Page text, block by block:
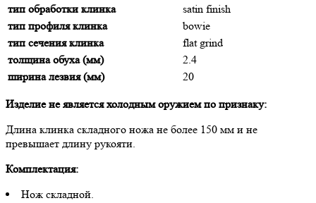
тип обработки клинка
satin finish
тип профиля клинка
bowie
тип сечения клинка
flat grind
толщина обуха (мм)
2.4
ширина лезвия (мм)
20
Изделие не является холодным оружием по признаку:
Длина клинка складного ножа не более 150 мм и не
превышает длину рукояти.
Комплектация:
Нож складной.